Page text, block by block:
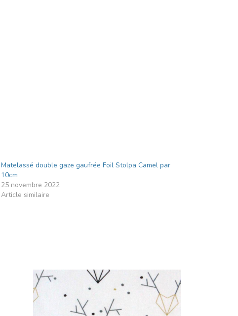
Matelassé double gaze gaufrée Foil Stolpa Camel par
10cm
25 novembre 2022
Article similaire